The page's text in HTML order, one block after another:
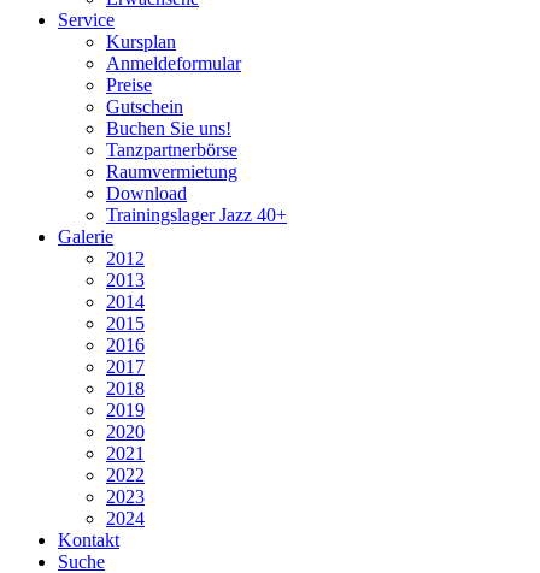
Service
Kursplan
Anmeldeformular
Preise
Gutschein
Buchen Sie uns!
Tanzpartnerbörse
Raumvermietung
Download
Trainingslager Jazz 40+
Galerie
2012
2013
2014
2015
2016
2017
2018
2019
2020
2021
2022
2023
2024
Kontakt
Suche